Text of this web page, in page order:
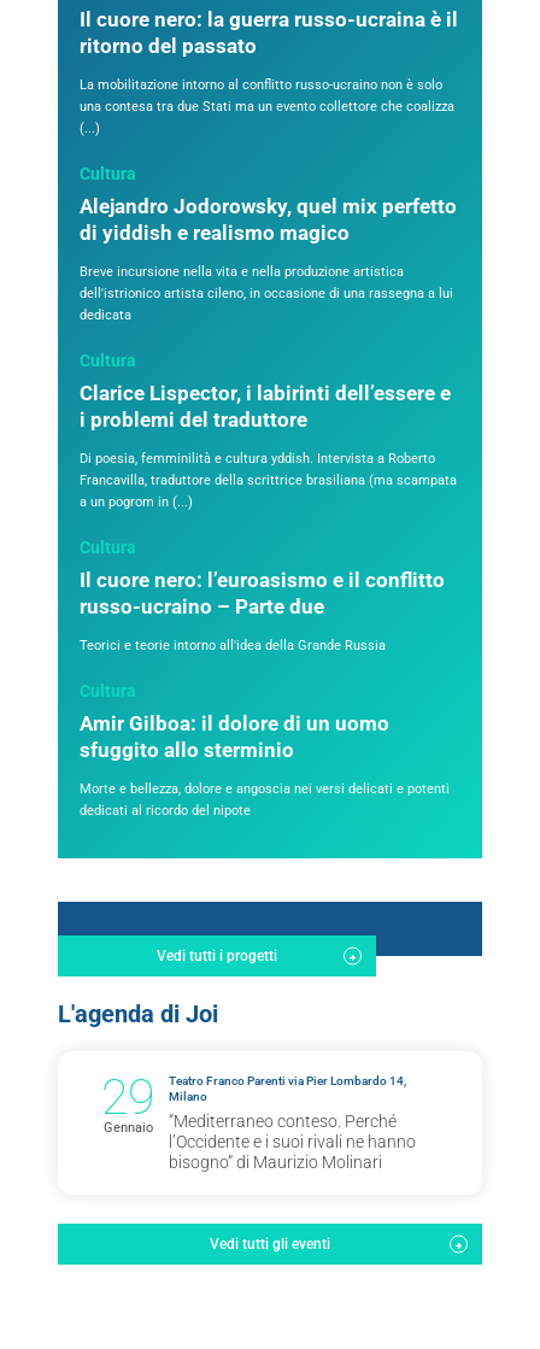
Il cuore nero: la guerra russo-ucraina è il
ritorno del passato
La mobilitazione intorno al conflitto russo-ucraino non è solo
una contesa tra due Stati ma un evento collettore che coalizza
(...)
Cultura
Alejandro Jodorowsky, quel mix perfetto
di yiddish e realismo magico
Breve incursione nella vita e nella produzione artistica
dell'istrionico artista cileno, in occasione di una rassegna a lui
dedicata
Cultura
Clarice Lispector, i labirinti dell’essere e
i problemi del traduttore
Di poesia, femminilità e cultura yddish. Intervista a Roberto
Francavilla, traduttore della scrittrice brasiliana (ma scampata
a un pogrom in (...)
Cultura
Il cuore nero: l’euroasismo e il conflitto
russo-ucraino – Parte due
Teorici e teorie intorno all'idea della Grande Russia
Cultura
Amir Gilboa: il dolore di un uomo
sfuggito allo sterminio
Morte e bellezza, dolore e angoscia nei versi delicati e potenti
dedicati al ricordo del nipote
Vedi tutti i progetti
L'agenda di Joi
29
Gennaio
Teatro Franco Parenti via Pier Lombardo 14,
Milano
“Mediterraneo conteso. Perché
l’Occidente e i suoi rivali ne hanno
bisogno” di Maurizio Molinari
Vedi tutti gli eventi